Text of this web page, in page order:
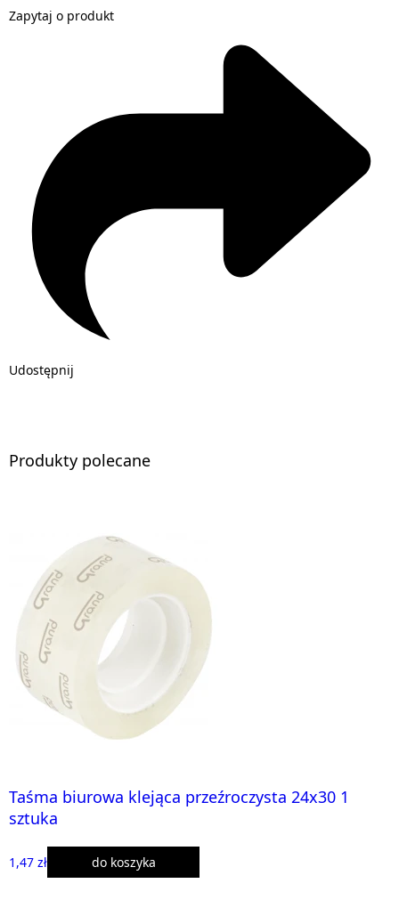
Zapytaj o produkt
Udostępnij
Produkty polecane
Taśma biurowa klejąca przeźroczysta 24x30 1
sztuka
1,47 zł do koszyka